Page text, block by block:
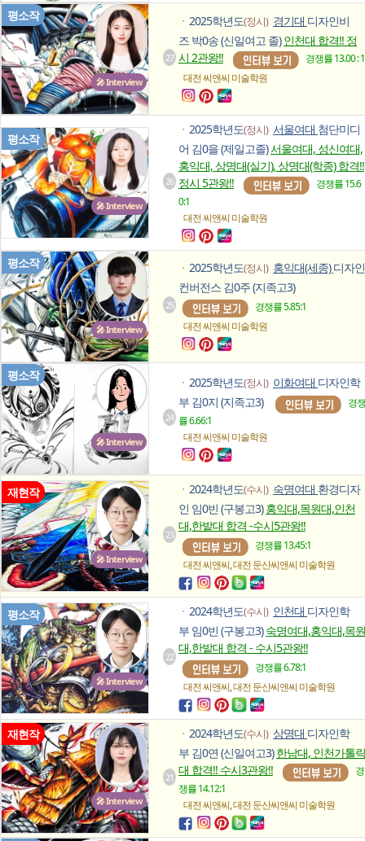
🎤 Interview
평소작
27
ㆍ 2025학년도(정시) 경기대 디자인비
즈 박0송 (신일여고 졸)인천대 합격!! 정
시 2관왕!!
경쟁률 13.00 : 1
대전 씨앤씨미술학원
🎤 Interview
평소작
26
ㆍ 2025학년도(정시) 서울여대 첨단미디
어 김0을 (제일고졸)서울여대, 성신여대,
홍익대, 상명대(실기), 상명대(학종) 합격!!
정시 5관왕!!
경쟁률 15.6
0:1
대전 씨앤씨미술학원
🎤 Interview
평소작
25
ㆍ 2025학년도(정시) 홍익대(세종)디자인
컨버전스 김0주 (지족고3)
경쟁률 5.85:1
대전 씨앤씨미술학원
🎤 Interview
평소작
24
ㆍ 2025학년도(정시) 이화여대 디자인학
부 김0지 (지족고3)
경쟁
률 6.66:1
대전 씨앤씨미술학원
🎤 Interview
재현작
23
ㆍ 2024학년도(수시) 숙명여대 환경디자
인 임0빈 (구봉고3)홍익대,목원대,인천
대,한밭대 합격 -수시5관왕!!
경쟁률 13.45:1
대전 씨앤씨,대전 둔산씨앤씨미술학원
🎤 Interview
평소작
22
ㆍ 2024학년도(수시) 인천대 디자인학
부 임0빈 (구봉고3)숙명여대,홍익대,목원
대,한밭대 합격 - 수시5관왕!!
경쟁률 6.78:1
대전 씨앤씨,대전 둔산씨앤씨미술학원
🎤 Interview
재현작
21
ㆍ 2024학년도(수시) 상명대 디자인학
부 김0연 (신일여고3)한남대, 인천가톨릭
대 합격!! 수시3관왕!!
경
쟁률 14.12:1
대전 씨앤씨,대전 둔산씨앤씨미술학원